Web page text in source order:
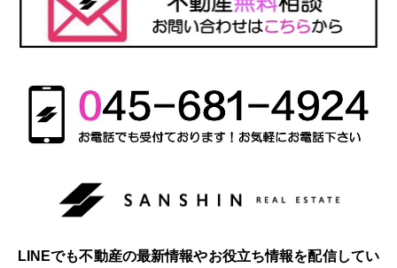
LINEでも不動産の最新情報やお役立ち情報を配信してい